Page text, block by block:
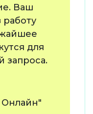
Ваш
работу
для
запроса.
Онлайн"